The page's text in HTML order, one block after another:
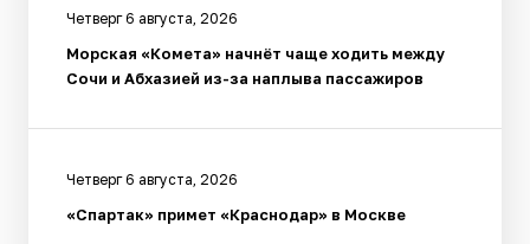
Четверг 6 августа, 2026
Морская «Комета» начнёт чаще ходить между
Сочи и Абхазией из-за наплыва пассажиров
Четверг 6 августа, 2026
«Спартак» примет «Краснодар» в Москве